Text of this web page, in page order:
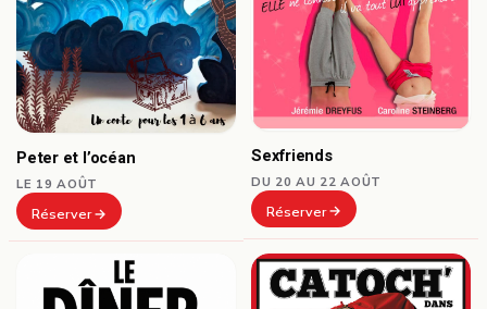
Peter et l’océan
LE 19 AOÛT
Réserver
Sexfriends
DU 20 AU 22 AOÛT
Réserver